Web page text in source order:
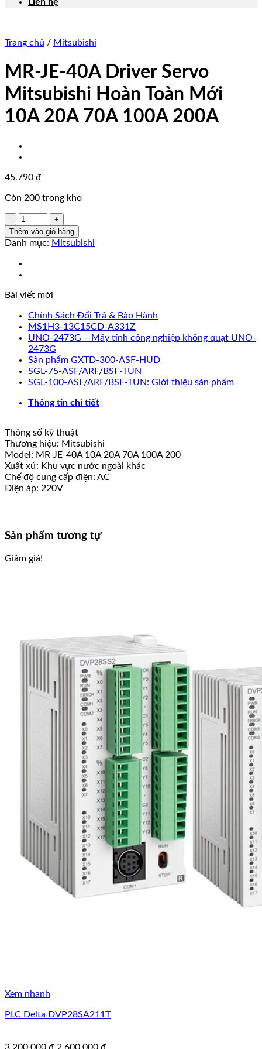
Trang chủ / Mitsubishi
MR-JE-40A Driver Servo
Mitsubishi Hoàn Toàn Mới
10A 20A 70A 100A 200A
45.790 ₫
Còn 200 trong kho
MR-
JE-
40A
Servo
Mitsubishi
Toàn
10A
20A
70A
100A
200A
số
lượng
Thêm vào giỏ hàng
Danh mục: Mitsubishi
Bài viết mới
Chính Sách Đổi Trả & Bảo Hành
MS1H3-13C15CD-A331Z
UNO-2473G – Máy tính công nghiệp không quạt UNO-
2473G
Sản phẩm GXTD-300-ASF-HUD
SGL-75-ASF/ARF/BSF-TUN
SGL-100-ASF/ARF/BSF-TUN: Giới thiệu sản phẩm
Thông tin chi tiết
Thông số kỹ thuật
Thương hiệu: Mitsubishi
Model: MR-JE-40A 10A 20A 70A 100A 200
Xuất xứ: Khu vực nước ngoài khác
Chế độ cung cấp điện: AC
Điện áp: 220V
Sản phẩm tương tự
Giảm giá!
Xem nhanh
PLC Delta DVP28SA211T
Giá